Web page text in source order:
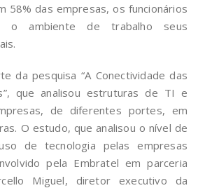
58% das empresas, os funcionários
o ambiente de trabalho seus
da pesquisa “A Conectividade das
que analisou estruturas de TI e
de diferentes portes, em
O estudo, que analisou o nível de
de tecnologia pelas empresas
pela Embratel em parceria
Miguel, diretor executivo da